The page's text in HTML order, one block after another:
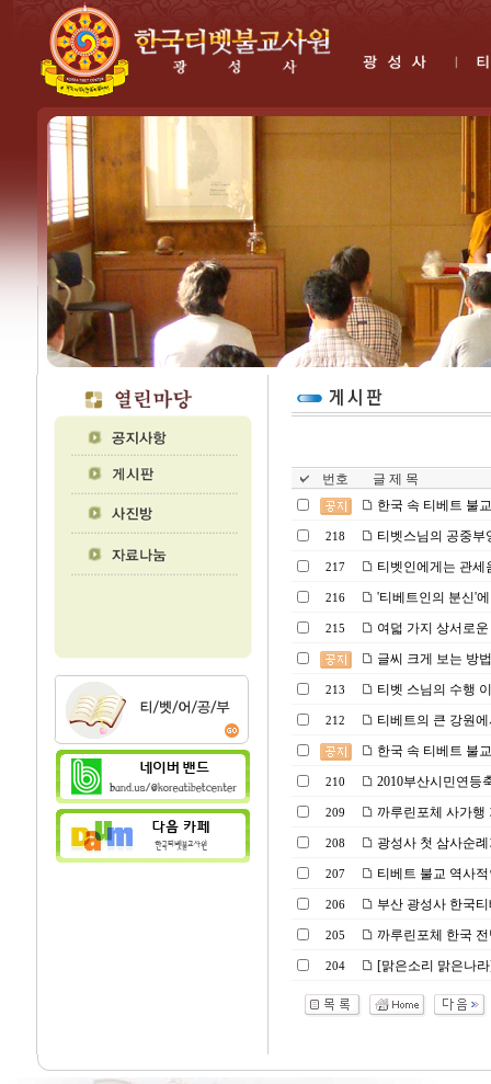
번호
글 제 목
한국 속 티베트 불
218 티벳스님의 공중부
217 티벳인에게는 관세
216 '티베트인의 분신'
215
여덟 가지 상서로
글씨 크게 보는 방
213 티벳 스님의 수행
212
티베트의 큰 강원
한국 속 티베트 불
210 2010부산시민연등
209 까루린포체 사가행
208 광성사 첫 삼사순
207 티베트 불교 역사
206 부산 광성사 한국
205 까루린포체 한국
204 [맑은소리 맑은나